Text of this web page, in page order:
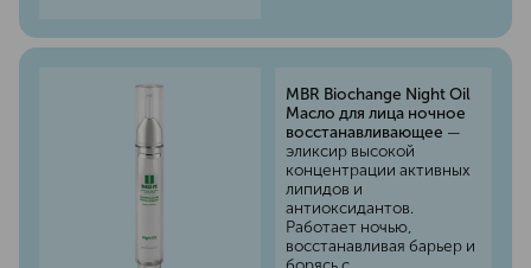
MBR Biochange Night Oil
Масло для лица ночное
восстанавливающее —
эликсир высокой
концентрации активных
липидов и
антиоксидантов.
Работает ночью,
восстанавливая барьер и